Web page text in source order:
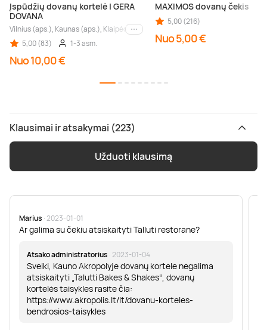
Įspūdžių dovanų kortelė | GERA
DOVANA
Vilnius (aps.), Kaunas (aps.), Klaipėda (aps.), Palanga (aps.), Nida (aps.),
Kiti miestai
5,00 (83)
1-3 asm.
Nuo 10,00 €
MAXIMOS dovanų čekis
5,00 (216)
Nuo 5,00 €
Klausimai ir atsakymai (223)
Užduoti klausimą
Marius · 2023-01-01
Ar galima su čekiu atsiskaityti Talluti restorane?
Atsako administratorius · 2023-01-04
Sveiki, Kauno Akropolyje dovanų kortele negalima
atsiskaityti „Talutti Bakes & Shakes“, dovanų
kortelės taisykles rasite čia:
https://www.akropolis.lt/lt/dovanu-korteles-
bendrosios-taisykles